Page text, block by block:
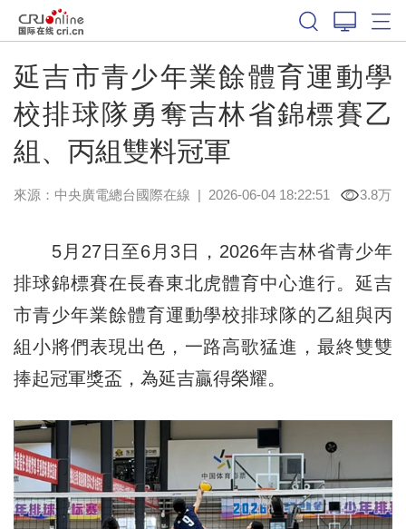
延吉市青少年業餘體育運動學
校排球隊勇奪吉林省錦標賽乙
組、丙組雙料冠軍
來源：中央廣電總台國際在線 | 2026-06-04 18:22:51 3.8万
5月27日至6月3日，2026年吉林省青少年
排球錦標賽在長春東北虎體育中心進行。延吉
市青少年業餘體育運動學校排球隊的乙組與丙
組小將們表現出色，一路高歌猛進，最終雙雙
捧起冠軍獎盃，為延吉贏得榮耀。